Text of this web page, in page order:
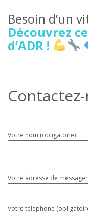
Besoin d’un
Découvrez
d’ADR !
Veuillez
vide.
Votre nom (obligatoire)
Votre adresse de
Votre téléphone